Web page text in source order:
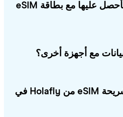
ما هي السرعة التي سأحصل عليها مع بطاقة eSIM
مع أجهزة أخرى؟
هل يمكنني استخدام شريحة eSIM من Holafly في